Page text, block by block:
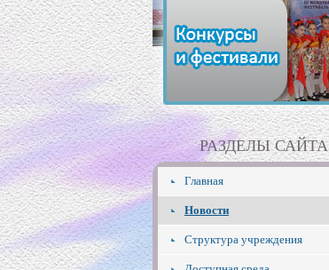
РАЗДЕЛЫ САЙТА
Главная
Новости
Структура учреждения